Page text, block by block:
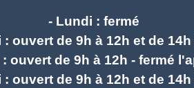
- Lundi : fermé
: ouvert de 9h à 12h et de 14h
ouvert de 9h à 12h - fermé
: ouvert de 9h à 12h et de 14h